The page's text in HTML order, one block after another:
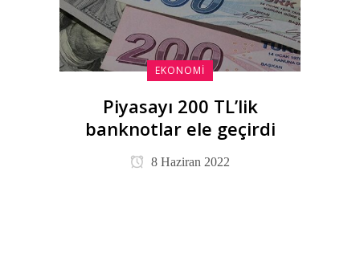
EKONOMI
Piyasayı 200 TL’lik
banknotlar ele geçirdi
8 Haziran 2022